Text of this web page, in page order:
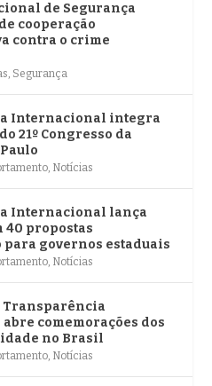
de Segurança
cooperação
contra o crime
, Segurança
Internacional integra
21º Congresso da
, Notícias
Internacional lança
40 propostas
governos estaduais
, Notícias
Transparência
comemorações dos
no Brasil
, Notícias